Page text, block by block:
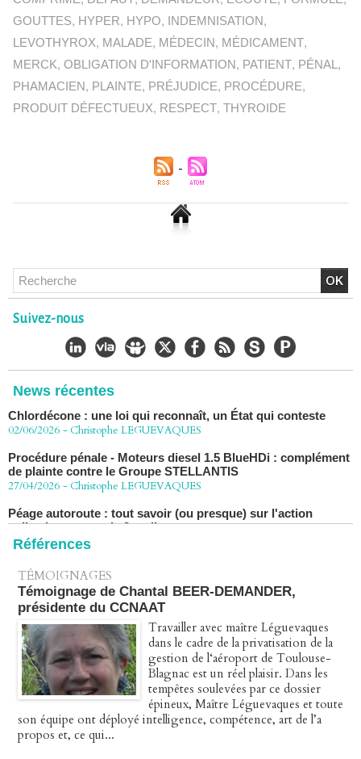
GOUTTES, HYPER, HYPO, INDEMNISATION,
LEVOTHYROX, MALADE, MÉDECIN, MÉDICAMENT,
MERCK,OBLIGATION D'INFORMATION, PATIENT, PÉNAL,
PHAMACIEN, PLAINTE, PRÉJUDICE, PROCÉDURE,
PRODUIT DÉFECTUEUX, RESPECT,THYROIDE
Suivez-nous
News récentes
Chlordécone : un non-lieu confirmé, la bataille se déplace
vers la Cour de cassation
30/06/2026 -Christophe LEGUEVAQUES
CHLORDÉCONE Déclaration de Me Christophe
LÈGUEVAQUES (CLE), avocat de parties civiles, après la
décision de confirmation du non-lieu
Chlordécone : une loi qui reconnaît, un État qui conteste
Procédure pénale - Moteurs diesel 1.5 BlueHDi : complément
27/04/2026 - Christophe LEGUEVAQUES
Péage autoroute : tout savoir (ou presque) sur l'action
07/04/2026 -Christophe LEGUEVAQUES
Références
TÉMOIGNAGES
Témoignage de Chantal BEER-DEMANDER,
présidente du CCNAAT
Travailler avec maître Léguevaques
dans le cadre de la privatisation de la
gestion de l‘aéroport de Toulouse-
Blagnac est un réel plaisir. Dans les
tempêtes soulevées par ce dossier
épineux, Maître Léguevaques et toute
son équipe ont déployé intelligence, compétence, art de l’a
propos et, ce qui...